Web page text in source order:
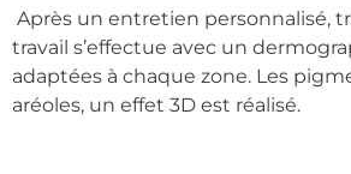
Après un entretien personnalisé,
travail s’effectue avec un
adaptées à chaque zone. Les
aréoles, un effet 3D est réalisé.